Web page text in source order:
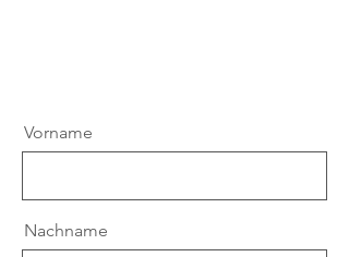
Vorname
Nachname